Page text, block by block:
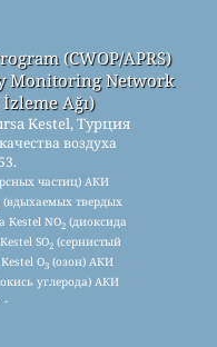
(CWOP/APRS)
Monitoring Network
Ağı)
Kestel, Турция
воздуха
частиц) АКИ
(вдыхаемых твердых
Kestel NO2 (диоксида
SO2(сернистый
O3(озон) АКИ
углерода) АКИ
-